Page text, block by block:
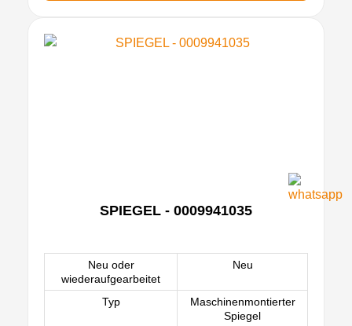
SPIEGEL - 0009941035
Neu oder
wiederaufgearbeitet
Neu
Typ
Maschinenmontierter
Spiegel